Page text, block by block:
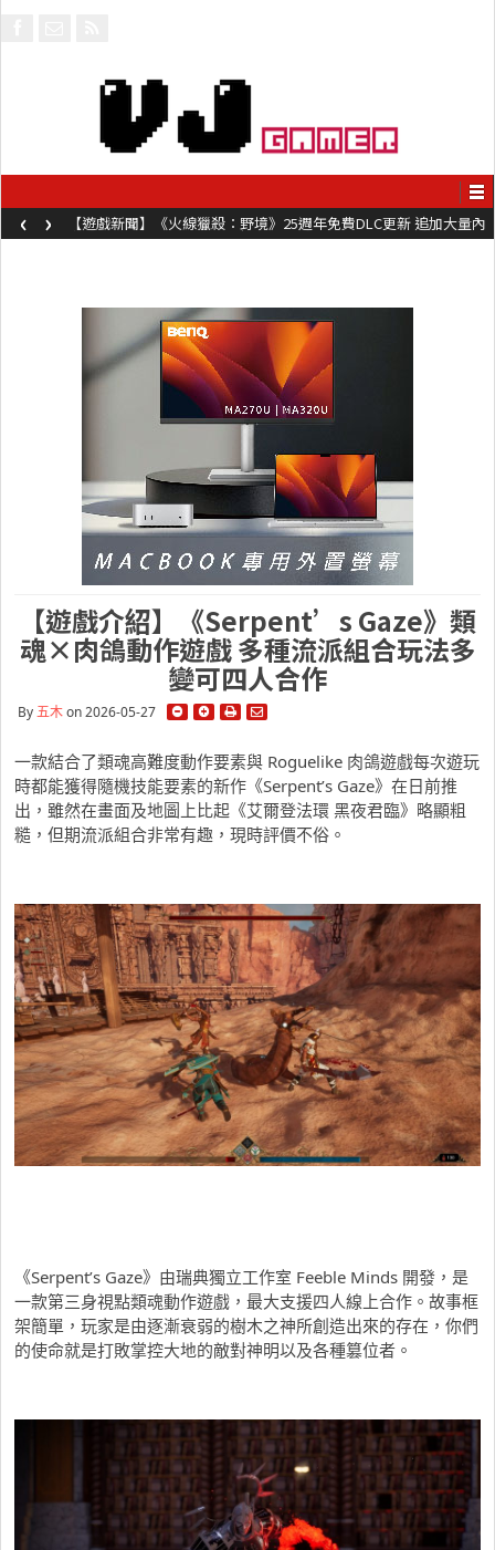
【遊戲新聞】《火線獵殺：野境》25週年免費DLC更新 追加大量內
容同時系舊作限時超平價折扣
‹ ›
【遊戲介紹】《Serpent’s Gaze》類
魂×肉鴿動作遊戲 多種流派組合玩法多
變可四人合作
By五木on 2026-05-27
一款結合了類魂高難度動作要素與 Roguelike 肉鴿遊戲每次遊玩
時都能獲得隨機技能要素的新作《Serpent’s Gaze》在日前推
出，雖然在畫面及地圖上比起《艾爾登法環 黑夜君臨》略顯粗
糙，但期流派組合非常有趣，現時評價不俗。
《Serpent’s Gaze》由瑞典獨立工作室 Feeble Minds 開發，是
一款第三身視點類魂動作遊戲，最大支援四人線上合作。故事框
架簡單，玩家是由逐漸衰弱的樹木之神所創造出來的存在，你們
的使命就是打敗掌控大地的敵對神明以及各種篡位者。